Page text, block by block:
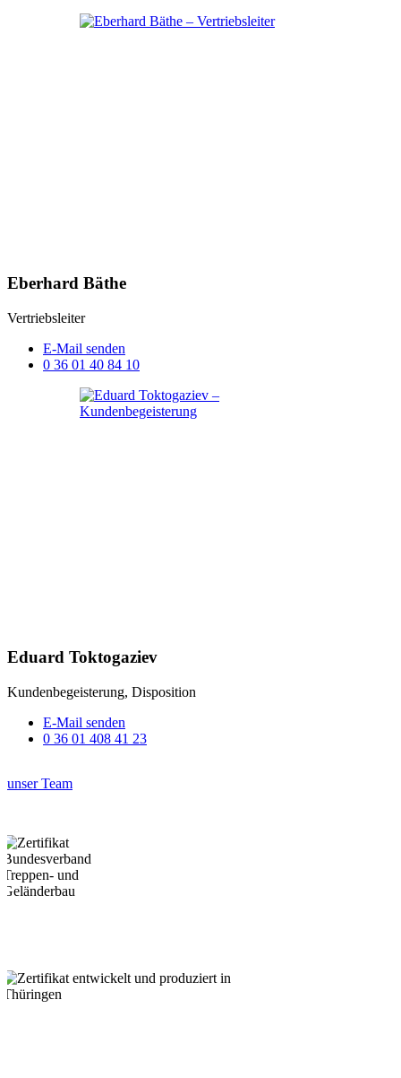
Eberhard Bäthe
Vertriebsleiter
E-Mail senden
0 36 01 40 84 10
Eduard Toktogaziev
Kundenbegeisterung, Disposition
E-Mail senden
0 36 01 408 41 23
unser Team